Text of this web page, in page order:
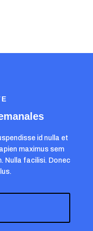
id nulla et
maximus sem
Nulla facilisi. Donec